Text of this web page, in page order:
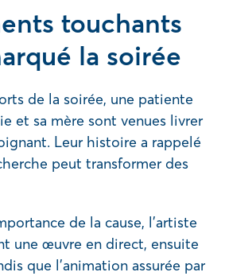
touchants
la soirée
de la soirée, une patiente
et sa mère sont venues livrer
Leur histoire a rappelé
peut transformer des
de la cause, l’artiste
une œuvre en direct, ensuite
que l’animation assurée par